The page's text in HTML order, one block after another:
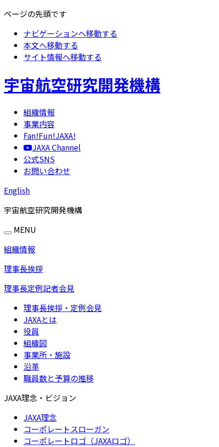
ページの先頭です
ナビゲーションへ移動する
本文へ移動する
サイト情報へ移動する
宇宙航空研究開発機構
組織情報
事業内容
Fan!Fun!JAXA!
JAXA Channel
公式SNS
お問い合わせ
English
宇宙航空研究開発機構
MENU
組織情報
理事長挨拶
理事長定例記者会見
理事長挨拶・定例会見
JAXAとは
役員
組織図
事業所・施設
沿革
職員数と予算の推移
JAXA理念・ビジョン
JAXA理念
コーポレートスローガン
コーポレートロゴ（JAXAロゴ）